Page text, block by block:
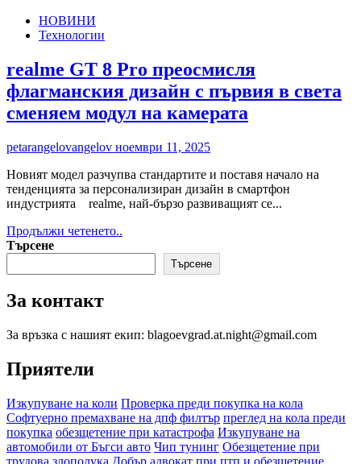
представи
промяната
в
начина
за
на
битови
отпадъци
НОВИНИ
Технологии
realme GT 8 Pro преосмисля
флагманския дизайн с първия в света
сменяем модул на камерата
petarangelovangelov ноември 11, 2025
Новият модел разчупва стандартите и поставя начало на
тенденцията за персонализиран дизайн в смартфон
индустрията realme, най-бързо развиващият се...
Продължи четенето..
realme
преосмисля
флагманския
в
света
сменяем
модул
Търсене
Търсене
За контакт
За връзка с нашият екип: blagoevgrad.at.night@gmail.com
Приятели
Изкупуване на коли Проверка преди покупка на кола
Софтуерно премахване на дпф филтър преглед на кола преди
покупка обезщетение при катастрофа Изкупуване на
автомобили от Бъгси авто Чип тунинг Обезщетение при